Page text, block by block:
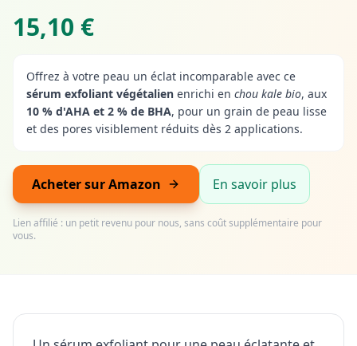
15,10 €
Offrez à votre peau un éclat incomparable avec ce
sérum exfoliant végétalien enrichi en chou kale bio, aux
10 % d'AHA et 2 % de BHA, pour un grain de peau lisse
et des pores visiblement réduits dès 2 applications.
Acheter sur Amazon En savoir plus
Lien affilié : un petit revenu pour nous, sans coût supplémentaire pour
vous.